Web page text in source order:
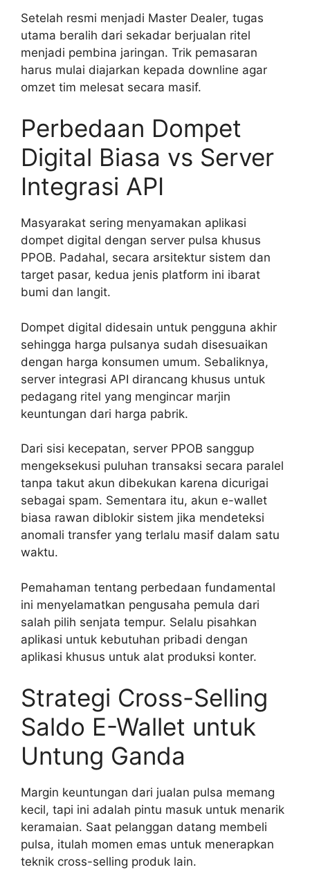
Setelah resmi menjadi Master Dealer, tugas
utama beralih dari sekadar berjualan ritel
menjadi pembina jaringan. Trik pemasaran
harus mulai diajarkan kepada downline agar
omzet tim melesat secara masif.
Perbedaan Dompet
Digital Biasa vs Server
Integrasi API
Masyarakat sering menyamakan aplikasi
dompet digital dengan server pulsa khusus
PPOB. Padahal, secara arsitektur sistem dan
target pasar, kedua jenis platform ini ibarat
bumi dan langit.
Dompet digital didesain untuk pengguna akhir
sehingga harga pulsanya sudah disesuaikan
dengan harga konsumen umum. Sebaliknya,
server integrasi API dirancang khusus untuk
pedagang ritel yang mengincar marjin
keuntungan dari harga pabrik.
Dari sisi kecepatan, server PPOB sanggup
mengeksekusi puluhan transaksi secara paralel
tanpa takut akun dibekukan karena dicurigai
sebagai spam. Sementara itu, akun e-wallet
biasa rawan diblokir sistem jika mendeteksi
anomali transfer yang terlalu masif dalam satu
waktu.
Pemahaman tentang perbedaan fundamental
ini menyelamatkan pengusaha pemula dari
salah pilih senjata tempur. Selalu pisahkan
aplikasi untuk kebutuhan pribadi dengan
aplikasi khusus untuk alat produksi konter.
Strategi Cross-Selling
Saldo E-Wallet untuk
Untung Ganda
Margin keuntungan dari jualan pulsa memang
kecil, tapi ini adalah pintu masuk untuk menarik
keramaian. Saat pelanggan datang membeli
pulsa, itulah momen emas untuk menerapkan
teknik cross-selling produk lain.